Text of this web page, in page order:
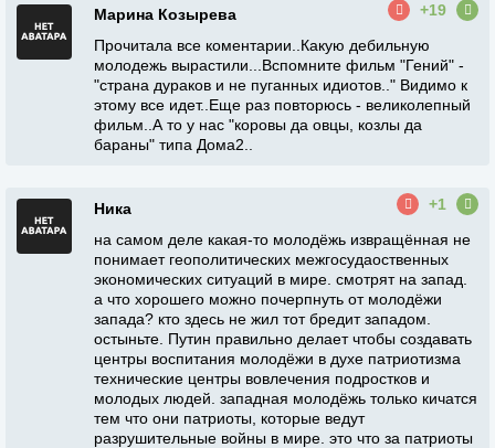
Марина Козырева
+19
Прочитала все коментарии..Какую дебильную
молодежь вырастили...Вспомните фильм "Гений" -
"страна дураков и не пуганных идиотов.." Видимо к
этому все идет..Еще раз повторюсь - великолепный
фильм..А то у нас "коровы да овцы, козлы да
бараны" типа Дома2..
Ника
+1
на самом деле какая-то молодёжь извращённая не
понимает геополитических межгосудаоственных
экономических ситуаций в мире. смотрят на запад.
а что хорошего можно почерпнуть от молодёжи
запада? кто здесь не жил тот бредит западом.
остыньте. Путин правильно делает чтобы создавать
центры воспитания молодёжи в духе патриотизма
технические центры вовлечения подростков и
молодых людей. западная молодёжь только кичатся
тем что они патриоты, которые ведут
разрушительные войны в мире. это что за патриоты